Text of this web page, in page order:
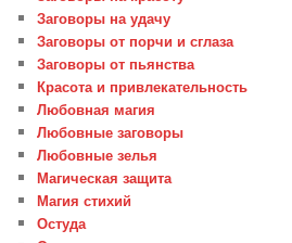
Заговоры на удачу
Заговоры от порчи и сглаза
Заговоры от пьянства
Красота и привлекательность
Любовная магия
Любовные заговоры
Любовные зелья
Магическая защита
Магия стихий
Остуда